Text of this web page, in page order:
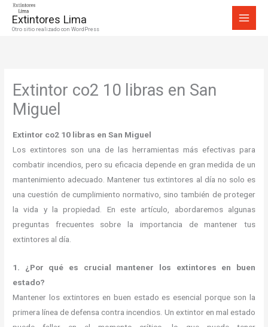
Extintores Lima
Otro sitio realizado con WordPress
Extintor co2 10 libras en San
Miguel
Extintor co2 10 libras en San Miguel
Los extintores son una de las herramientas más efectivas para
combatir incendios, pero su eficacia depende en gran medida de un
mantenimiento adecuado. Mantener tus extintores al día no solo es
una cuestión de cumplimiento normativo, sino también de proteger
la vida y la propiedad. En este artículo, abordaremos algunas
preguntas frecuentes sobre la importancia de mantener tus
extintores al día.
1. ¿Por qué es crucial mantener los extintores en buen
estado?
Mantener los extintores en buen estado es esencial porque son la
primera línea de defensa contra incendios. Un extintor en mal estado